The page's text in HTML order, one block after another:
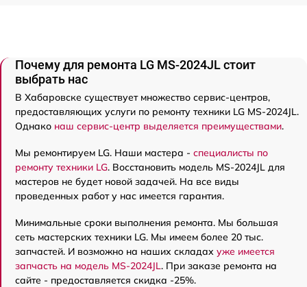
Почему для ремонта LG MS-2024JL стоит
выбрать нас
В Хабаровске существует множество сервис-центров,
предоставляющих услуги по ремонту техники LG MS-2024JL.
Однако наш сервис-центр выделяется преимуществами.
Мы ремонтируем LG. Наши мастера - специалисты по
ремонту техники LG. Восстановить модель MS-2024JL для
мастеров не будет новой задачей. На все виды
проведенных работ у нас имеется гарантия.
Минимальные сроки выполнения ремонта. Мы большая
сеть мастерских техники LG. Мы имеем более 20 тыс.
запчастей. И возможно на наших складах уже имеется
запчасть на модель MS-2024JL. При заказе ремонта на
сайте - предоставляется скидка -25%.